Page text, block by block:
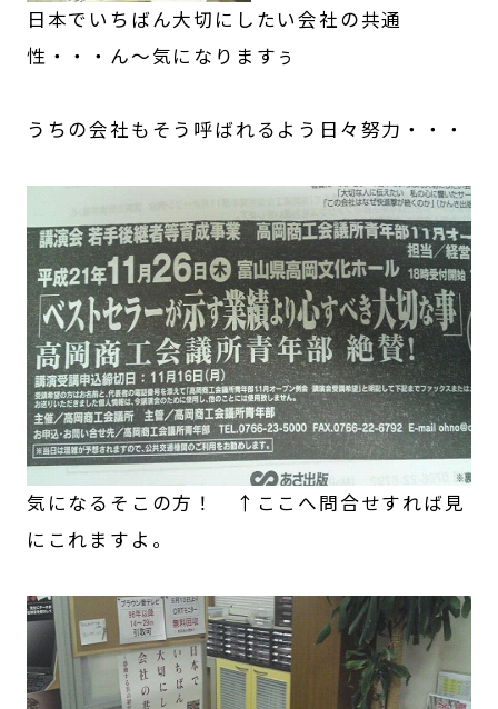
日本でいちばん大切にしたい会社の共通
性・・・ん～気になりますぅ
うちの会社もそう呼ばれるよう日々努力・・・
気になるそこの方！ ↑ここへ問合せすれば見
にこれますよ。